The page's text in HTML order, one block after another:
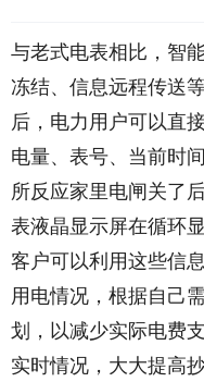
与老式电表相比，智
冻结、信息远程传送
后，电力用户可以直
电量、表号、当前时
所反应家里电闸关了
表液晶显示屏在循环
客户可以利用这些信
用电情况，根据自己
划，以减少实际电费
实时情况，大大提高